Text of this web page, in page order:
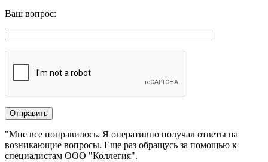
Ваш вопрос:
"Мне все понравилось.​ ​Я оперативно получал ответы на
возникающие вопросы. Еще раз обращусь за помощью к
специалистам ООО "Коллегия".​